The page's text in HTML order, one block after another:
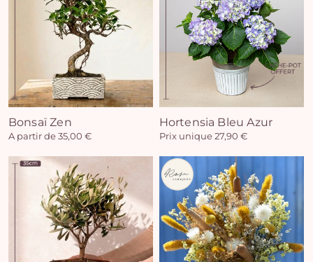
Bonsaï Zen
A partir de 35,00 €
Hortensia Bleu Azur
Prix unique 27,90 €